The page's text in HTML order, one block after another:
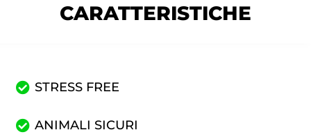
CARATTERISTICHE
STRESS FREE
ANIMALI SICURI